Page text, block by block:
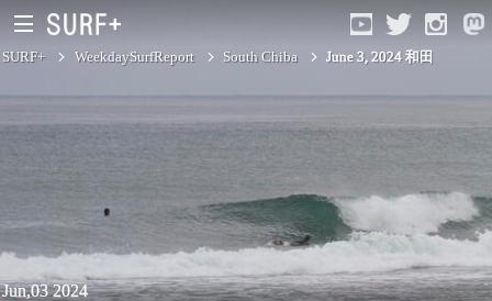
South Chiba
Unusually
SURF+ WeekdaySurfReport South Chiba June 3, 2024 和田
Jun,03 2024